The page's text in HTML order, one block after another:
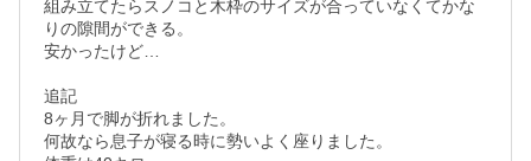
組み立てたらスノコと木枠のサイズが合っていなくてかな
りの隙間ができる。
安かったけど…
追記
8ヶ月で脚が折れました。
何故なら息子が寝る時に勢いよく座りました。